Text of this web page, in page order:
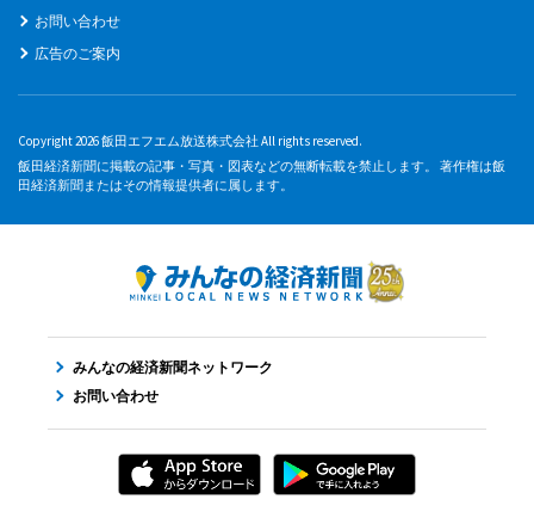
お問い合わせ
広告のご案内
Copyright 2026 飯田エフエム放送株式会社 All rights reserved.
飯田経済新聞に掲載の記事・写真・図表などの無断転載を禁止します。 著作権は飯
田経済新聞またはその情報提供者に属します。
みんなの経済新聞ネットワーク
お問い合わせ